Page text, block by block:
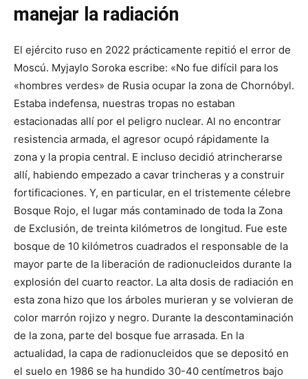
manejar la radiación
El ejército ruso en 2022 prácticamente repitió el error de
Moscú. Myjaylo Soroka escribe: «No fue difícil para los
«hombres verdes» de Rusia ocupar la zona de Chornóbyl.
Estaba indefensa, nuestras tropas no estaban
estacionadas allí por el peligro nuclear. Al no encontrar
resistencia armada, el agresor ocupó rápidamente la
zona y la propia central. E incluso decidió atrincherarse
allí, habiendo empezado a cavar trincheras y a construir
fortificaciones. Y, en particular, en el tristemente célebre
Bosque Rojo, el lugar más contaminado de toda la Zona
de Exclusión, de treinta kilómetros de longitud. Fue este
bosque de 10 kilómetros cuadrados el responsable de la
mayor parte de la liberación de radionucleidos durante la
explosión del cuarto reactor. La alta dosis de radiación en
esta zona hizo que los árboles murieran y se volvieran de
color marrón rojizo y negro. Durante la descontaminación
de la zona, parte del bosque fue arrasada. En la
actualidad, la capa de radionucleidos que se depositó en
el suelo en 1986 se ha hundido 30-40 centímetros bajo